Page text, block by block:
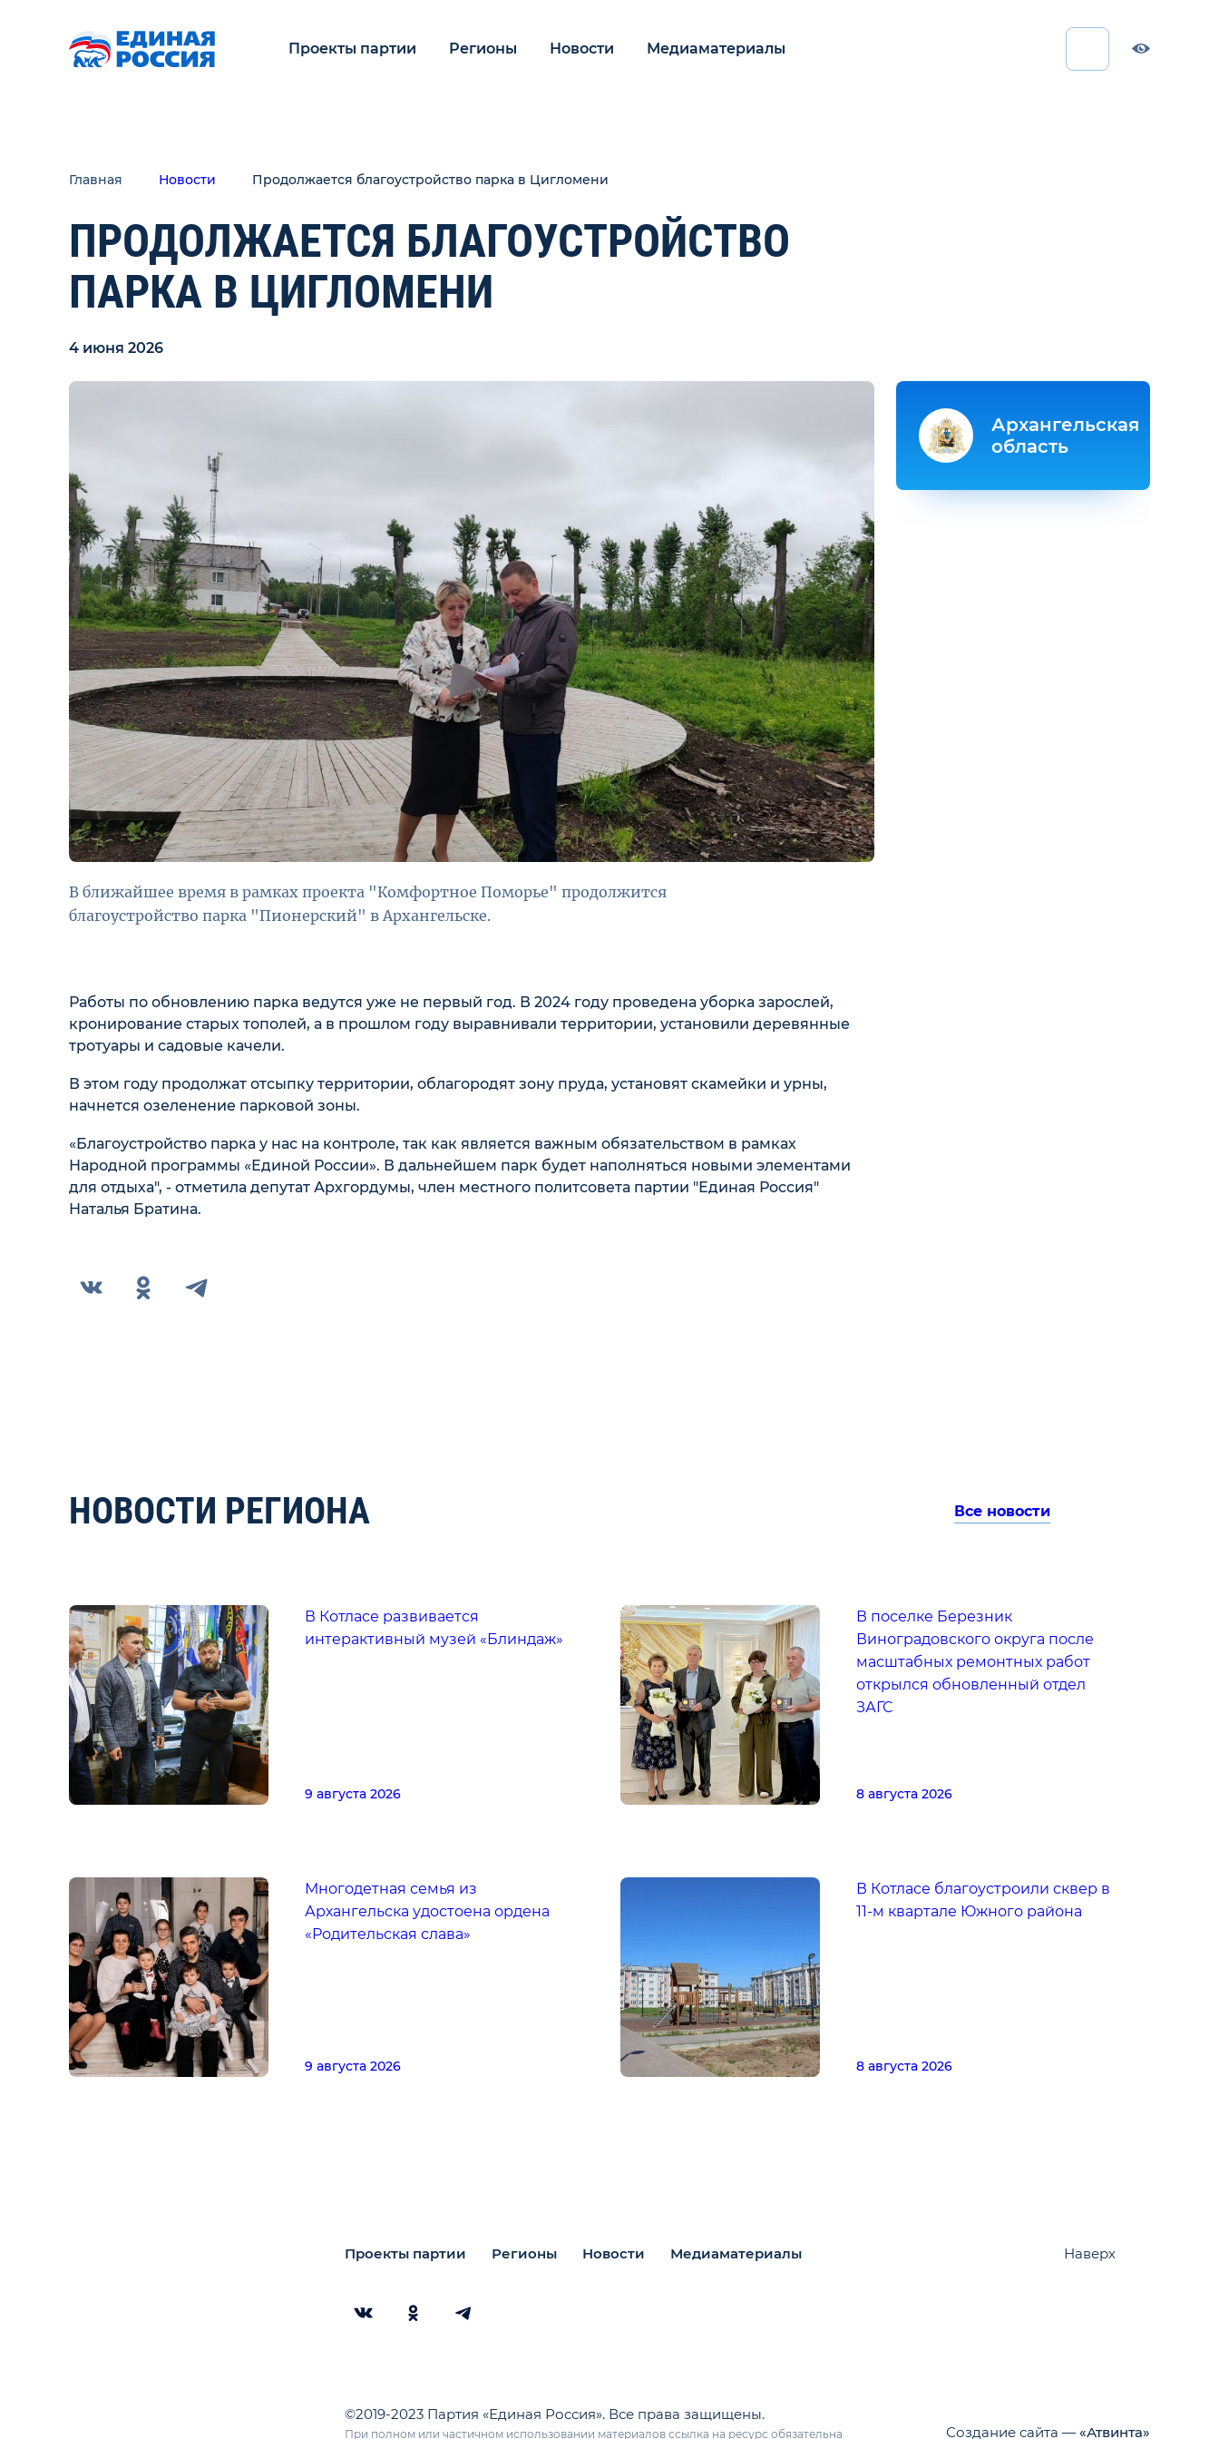
Проекты партии Регионы Новости Медиаматериалы
Главная Новости Продолжается благоустройство парка в Цигломени
ПРОДОЛЖАЕТСЯ БЛАГОУСТРОЙСТВО
ПАРКА В ЦИГЛОМЕНИ
4 июня 2026
В ближайшее время в рамках проекта "Комфортное Поморье" продолжится
благоустройство парка "Пионерский" в Архангельске.
Работы по обновлению парка ведутся уже не первый год. В 2024 году проведена уборка зарослей,
кронирование старых тополей, а в прошлом году выравнивали территории, установили деревянные
тротуары и садовые качели.
В этом году продолжат отсыпку территории, облагородят зону пруда, установят скамейки и урны,
начнется озеленение парковой зоны.
«Благоустройство парка у нас на контроле, так как является важным обязательством в рамках
Народной программы «Единой России». В дальнейшем парк будет наполняться новыми элементами
для отдыха", - отметила депутат Архгордумы, член местного политсовета партии "Единая Россия"
Наталья Братина.
Архангельская
область
НОВОСТИ РЕГИОНА Все новости
В Котласе развивается
интерактивный музей «Блиндаж»
9 августа 2026
Многодетная семья из
Архангельска удостоена ордена
«Родительская слава»
9 августа 2026
В поселке Березник
Виноградовского округа после
масштабных ремонтных работ
открылся обновленный отдел
ЗАГС
8 августа 2026
В Котласе благоустроили сквер в
11-м квартале Южного района
8 августа 2026
Проекты партии Регионы Новости Медиаматериалы Наверх
©2019-2023 Партия «Единая Россия». Все права защищены.
При полном или частичном использовании материалов ссылка на ресурс обязательна Создание сайта — «Атвинта»